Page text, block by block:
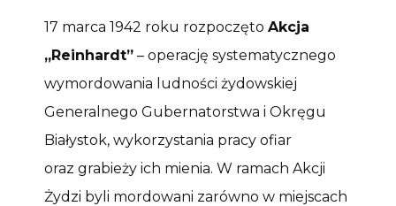
17 marca 1942 roku rozpoczęto Akcja
„Reinhardt” – operację systematycznego
wymordowania ludności żydowskiej
Generalnego Gubernatorstwa i Okręgu
Białystok, wykorzystania pracy ofiar
oraz grabieży ich mienia. W ramach Akcji
Żydzi byli mordowani zarówno w miejscach